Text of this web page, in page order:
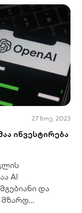
27 ნოე. 2023
ინვესტირება
AI
და